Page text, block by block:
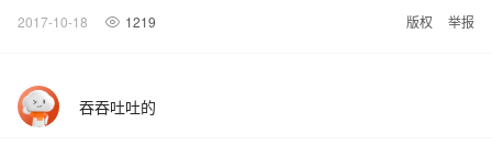
2017-10-18 1219 版权 举报
吞吞吐吐的